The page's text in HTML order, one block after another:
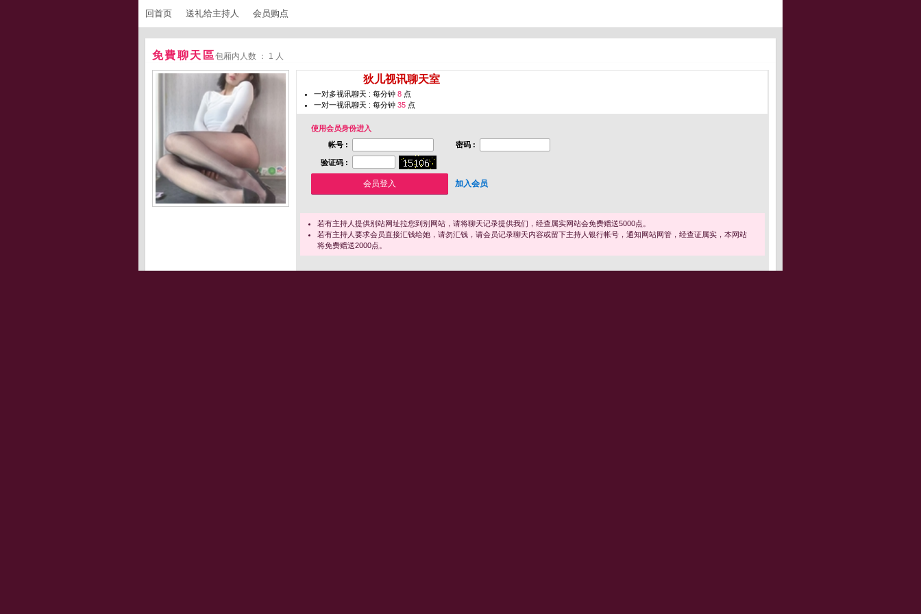
回首页 送礼给主持人 会员购点
免費聊天區包厢内人数 ： 1 人
狄儿视讯聊天室
一对多视讯聊天 : 每分钟 8 点
一对一视讯聊天 : 每分钟 35 点
使用会员身份进入
帐号 :
密码 :
验证码 :
加入会员
若有主持人提供别站网址拉您到别网站，请将聊天记录提供我们，经查属实网站会免费赠送5000点。
若有主持人要求会员直接汇钱给她，请勿汇钱，请会员记录聊天内容或留下主持人银行帐号，通知网站网管，经查证属实，本网站
将免费赠送2000点。